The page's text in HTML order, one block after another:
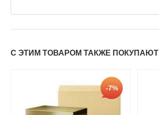
С ЭТИМ ТОВАРОМ ТАКЖЕ ПОКУПАЮТ
-7%